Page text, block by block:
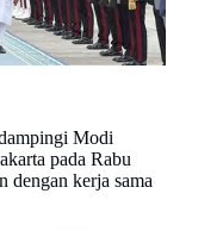
Modi
pada Rabu
dengan kerja sama